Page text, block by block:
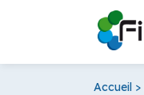
Accueil >